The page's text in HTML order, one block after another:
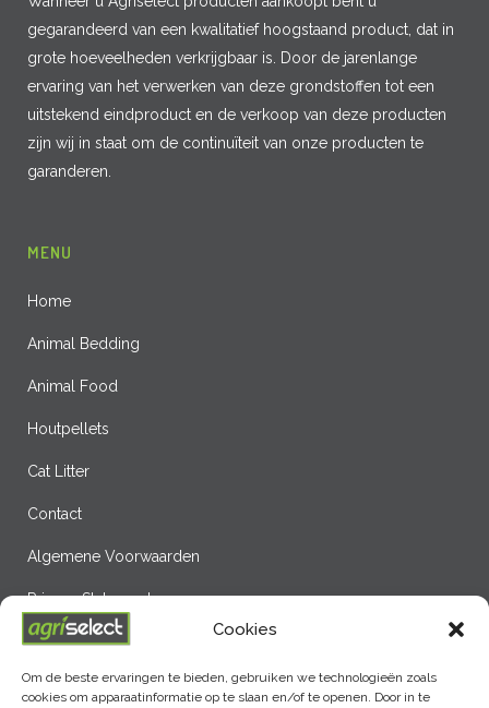
Cookies
Om de beste ervaringen te bieden, gebruiken we technologieën zoals
cookies om apparaatinformatie op te slaan en/of te openen. Door in te
gegarandeerd van een kwalitatief hoogstaand product, dat in
grote hoeveelheden verkrijgbaar is. Door de jarenlange
ervaring van het verwerken van deze grondstoffen tot een
uitstekend eindproduct en de verkoop van deze producten
zijn wij in staat om de continuïteit van onze producten te
garanderen.
MENU
Home
Animal Bedding
Animal Food
Houtpellets
Cat Litter
Contact
Algemene Voorwaarden
Privacy Statement
ENplus A1 NL302
Cookie Policy (EU)